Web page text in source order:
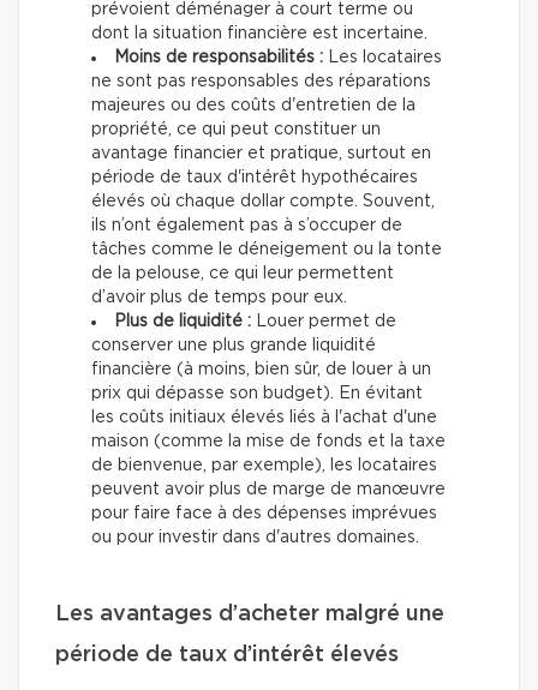
prévoient déménager à court terme ou
dont la situation financière est incertaine.
Moins de responsabilités : Les locataires
ne sont pas responsables des réparations
majeures ou des coûts d'entretien de la
propriété, ce qui peut constituer un
avantage financier et pratique, surtout en
période de taux d'intérêt hypothécaires
élevés où chaque dollar compte. Souvent,
ils n’ont également pas à s’occuper de
tâches comme le déneigement ou la tonte
de la pelouse, ce qui leur permettent
d’avoir plus de temps pour eux.
Plus de liquidité : Louer permet de
conserver une plus grande liquidité
financière (à moins, bien sûr, de louer à un
prix qui dépasse son budget). En évitant
les coûts initiaux élevés liés à l'achat d'une
maison (comme la mise de fonds et la taxe
de bienvenue, par exemple), les locataires
peuvent avoir plus de marge de manœuvre
pour faire face à des dépenses imprévues
ou pour investir dans d'autres domaines.
Les avantages d’acheter malgré une
période de taux d’intérêt élevés